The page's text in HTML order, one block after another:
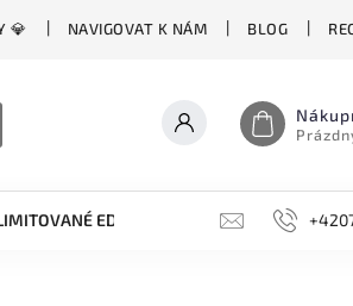
💎 NAVIGOVAT K NÁM BLOG
EDICE BROUSKY, BRUSKY,